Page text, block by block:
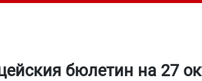
бюлетин на 27